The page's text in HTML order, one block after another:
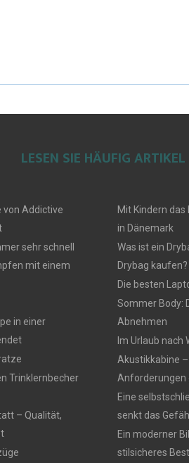
LESEN SIE HÄUFIG ARTIKEL
von Addictive
sehr schnell
mit einem
in einer
Trinklernbecher
– Qualität,
Mit Kindern
in Dänemark
Was ist ein
Drybag kaufen?
Die besten
Sommer Body:
Abnehmen
Im Urlaub nach
Akustikkabine
Anforderungen
Eine
senkt das
Ein moderner
stilsicheres